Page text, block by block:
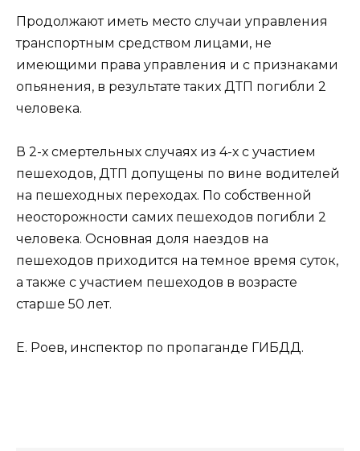
Продолжают иметь место случаи управления
транспортным средством лицами, не
имеющими права управления и с признаками
опьянения, в результате таких ДТП погибли 2
человека.
В 2-х смертельных случаях из 4-х с участием
пешеходов, ДТП допущены по вине водителей
на пешеходных переходах. По собственной
неосторожности самих пешеходов погибли 2
человека. Основная доля наездов на
пешеходов приходится на темное время суток,
а также с участием пешеходов в возрасте
старше 50 лет.
Е. Роев, инспектор по пропаганде ГИБДД.